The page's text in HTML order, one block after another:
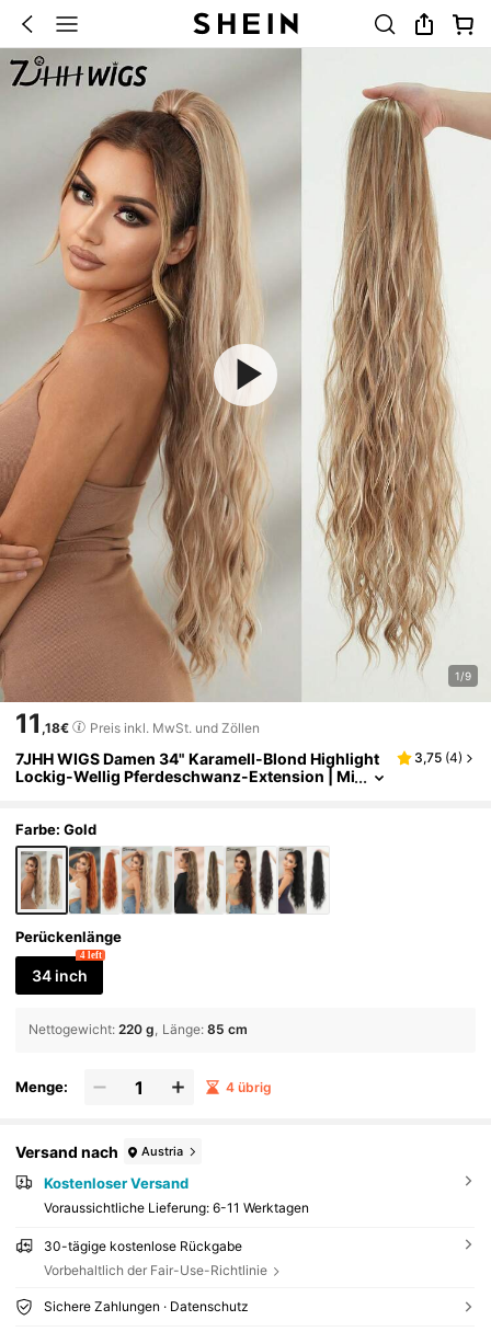
1/9
11 ,18€ Preis inkl. MwSt. und Zöllen
7JHH WIGS Damen 34" Karamell-Blond Highlight
Lockig-Wellig Pferdeschwanz-Extension | Mi
olumen-Boost
3,75 (4)
Farbe: Gold
Perückenlänge
34 inch
4 left
Nettogewicht: 220 g Länge: 85 cm
Menge: 4 übrig
Versand nach Austria
Kostenloser Versand
Voraussichtliche Lieferung: 6-11 Werktagen
30-tägige kostenlose Rückgabe
Vorbehaltlich der Fair-Use-Richtlinie
Sichere Zahlungen · Datenschutz